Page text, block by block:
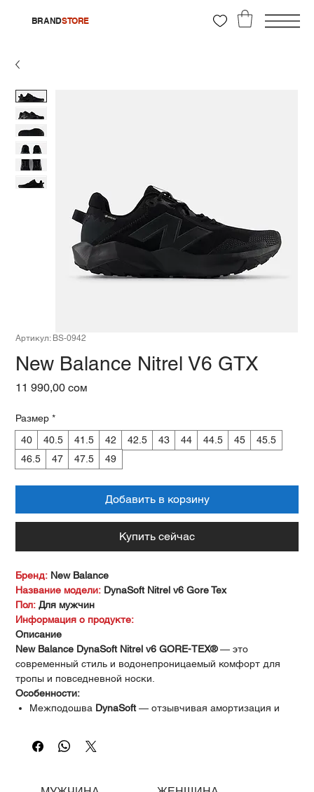
BRANDSTORE
Артикул: BS-0942
New Balance Nitrel V6 GTX
11 990,00 сом
Размер *
40
40.5 41.5 42 42.5 43 44 44.5 45
45.5
46.5
47 47.5 49
Добавить в корзину
Купить сейчас
Бренд: New Balance
Название модели: DynaSoft Nitrel v6 Gore Tex
Пол:Для мужчин
Информация о продукте:
Описание
New Balance DynaSoft Nitrel v6 GORE-TEX®— это
современный стиль и водонепроницаемый комфорт для
тропы и повседневной носки.
Особенности:
Межподошва DynaSoft— отзывчивая амортизация и
дорогах и бездорожье